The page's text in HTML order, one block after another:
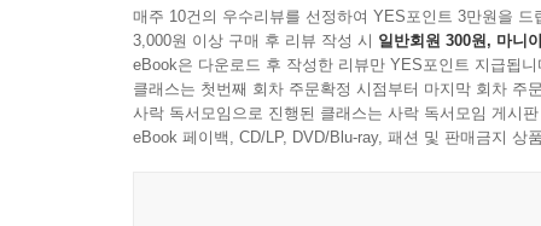
1장 ‘고통의 단어 사전’에는 머리카락(41면), 문고
그러나 세월호 참사 이후 유가족들은 ‘일상’이
다르게 다가오는 경험을 진솔한 언어로 풀어내
구체적으로 보여준다.
매주 10건의 우수리뷰를 선정하여 YES포인트 3만원을 드
3,000원 이상 구매 후 리뷰 작성 시 일반회원 300원, 마니
eBook은 다운로드 후 작성한 리뷰만 YES포인트 지급됩니
클래스는 첫번째 회차 주문확정 시점부터 마지막 회차 주
사락 독서모임으로 진행된 클래스는 사락 독서모임 게시
eBook 페이백, CD/LP, DVD/Blu-ray, 패션 및 판매금지 상